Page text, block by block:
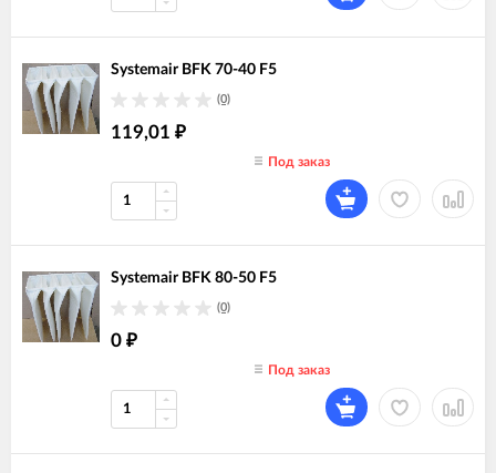
Systemair BFK 70-40 F5
(0)
119,01 ₽
Под заказ
Systemair BFK 80-50 F5
(0)
0 ₽
Под заказ